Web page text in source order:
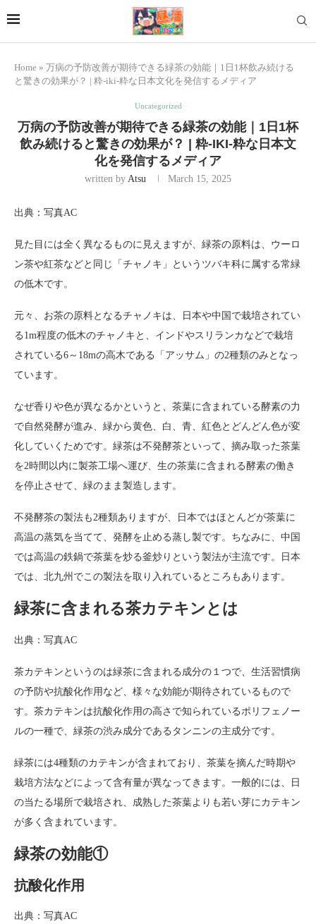
Home » 万病の予防改善が期待できる緑茶の効能｜1日1杯飲み続ける
と驚きの効果が？ | 粋-iki-粋な日本文化を発信するメディア
Uncategorized
万病の予防改善が期待できる緑茶の効能｜1日1杯
飲み続けると驚きの効果が？ | 粋-IKI-粋な日本文
化を発信するメディア
written by Atsu March 15, 2025
出典：写真AC
見た目には全く異なるものに見えますが、緑茶の原料は、ウーロ
ン茶や紅茶などと同じ「チャノキ」というツバキ科に属する常緑
の低木です。
元々、お茶の原料となるチャノキは、日本や中国で栽培されてい
る1m程度の低木のチャノキと、インドやスリランカなどで栽培
されている6～18mの高木である「アッサム」の2種類のみとなっ
ています。
なぜ香りや色が異なるかというと、茶葉に含まれている酵素の力
で自然発酵が進み、緑から黄色、白、青、紅色とどんどん色が変
化していくためです。緑茶は不発酵茶といって、摘み取った茶葉
を2時間以内に製茶工場へ運び、生の茶葉に含まれる酵素の働き
を停止させて、緑のまま製造します。
不発酵茶の製法も2種類ありますが、日本ではほとんどが茶葉に
高温の蒸気を当てて、発酵を止める蒸し製です。ちなみに、中国
では高温の鉄鍋で茶葉を炒る釜炒りという製法が主流です。日本
では、北九州でこの製法を取り入れているところもあります。
緑茶に含まれる茶カテキンとは
出典：写真AC
茶カテキンというのは緑茶に含まれる成分の１つで、生活習慣病
の予防や抗酸化作用など、様々な効能が期待されているもので
す。茶カテキンは抗酸化作用の高さで知られているポリフェノー
ルの一種で、緑茶の渋み成分であるタンニンの主成分です。
緑茶には4種類のカテキンが含まれており、茶葉を摘んだ時期や
栽培方法などによって含有量が異なってきます。一般的には、日
の当たる場所で栽培され、成熟した茶葉よりも若い芽にカテキン
が多く含まれています。
緑茶の効能①
抗酸化作用
出典：写真AC